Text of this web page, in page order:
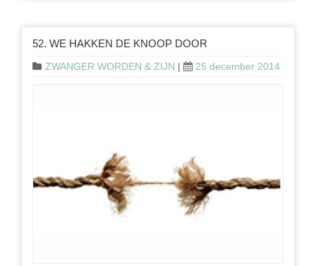
52. WE HAKKEN DE KNOOP DOOR
ZWANGER WORDEN & ZIJN | 25 december 2014